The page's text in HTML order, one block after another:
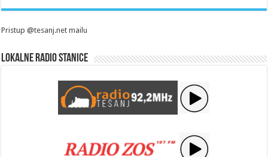
Pristup @tesanj.net mailu
Lokalne radio stanice